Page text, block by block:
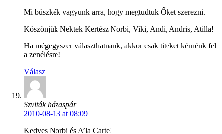
Mi büszkék vagyunk arra, hogy megtudtuk Őket szerezni.
Köszönjük Nektek Kertész Norbi, Viki, Andi, Andris, Atilla!
Ha mégegyszer választhatnánk, akkor csak titeket kérnénk fel
a zenélésre!
Válasz
Szviták házaspár
2010-08-13 at 08:09
Kedves Norbi és A’la Carte!